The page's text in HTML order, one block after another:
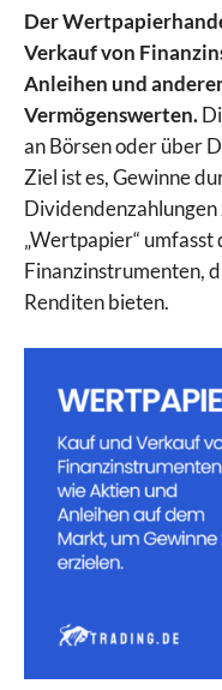
Der
Verkauf von
Anleihen und
Vermögenswerten.
an Börsen oder über
Ziel ist es, Gewinne
„Wertpapier“
Finanzinstrumenten,
Renditen bieten.